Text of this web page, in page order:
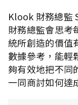
Klook 財務總監
財務總監會思考
統所創造的價值
數據參考，能輕
夠有效地把不同
一同商討如何達